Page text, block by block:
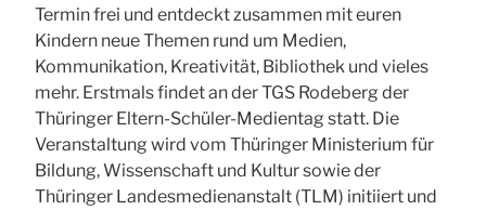
Termin frei und entdeckt zusammen mit euren
Kindern neue Themen rund um Medien,
Kommunikation, Kreativität, Bibliothek und vieles
mehr. Erstmals findet an der TGS Rodeberg der
Thüringer Eltern-Schüler-Medientag statt. Die
Veranstaltung wird vom Thüringer Ministerium für
Bildung, Wissenschaft und Kultur sowie der
Thüringer Landesmedienanstalt (TLM) initiiert und